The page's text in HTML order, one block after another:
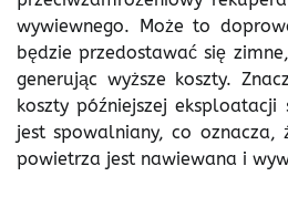
wywiewnego. Może to
będzie przedostawać się
generując wyższe koszty.
koszty późniejszej
jest spowalniany, co
powietrza jest nawiewana i